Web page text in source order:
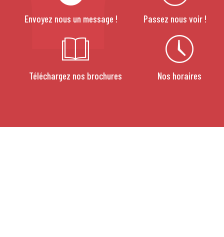
Envoyez nous un message ! Passez nous voir !
Téléchargez nos brochures Nos horaires